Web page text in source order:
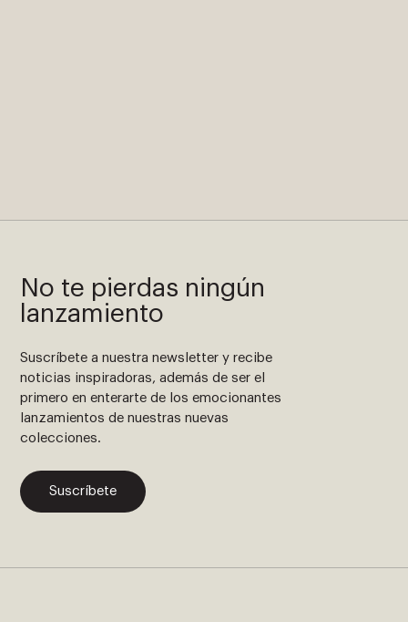
No te pierdas ningún
lanzamiento
Suscríbete a nuestra newsletter y recibe
noticias inspiradoras, además de ser el
primero en enterarte de los emocionantes
lanzamientos de nuestras nuevas
colecciones.
Suscríbete